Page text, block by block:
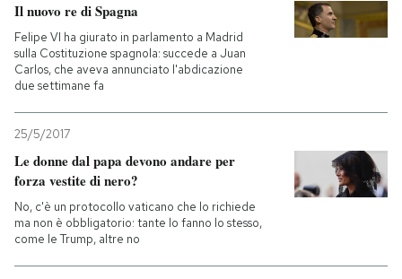
Il nuovo re di Spagna
Felipe VI ha giurato in parlamento a Madrid
sulla Costituzione spagnola: succede a Juan
Carlos, che aveva annunciato l'abdicazione
due settimane fa
25/5/2017
Le donne dal papa devono andare per
forza vestite di nero?
No, c'è un protocollo vaticano che lo richiede
ma non è obbligatorio: tante lo fanno lo stesso,
come le Trump, altre no